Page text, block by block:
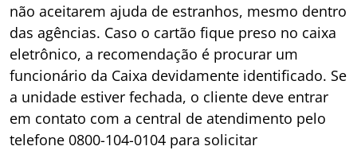
não aceitarem ajuda de estranhos, mesmo dentro
das agências. Caso o cartão fique preso no caixa
eletrônico, a recomendação é procurar um
funcionário da Caixa devidamente identificado. Se
a unidade estiver fechada, o cliente deve entrar
em contato com a central de atendimento pelo
telefone 0800-104-0104 para solicitar